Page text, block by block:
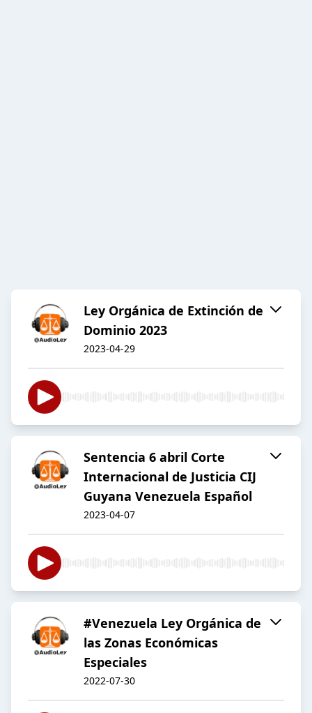
Ley Orgánica de Extinción de
Dominio 2023
2023-04-29
Sentencia 6 abril Corte
Internacional de Justicia CIJ
Guyana Venezuela Español
2023-04-07
#Venezuela Ley Orgánica de
las Zonas Económicas
Especiales
2022-07-30